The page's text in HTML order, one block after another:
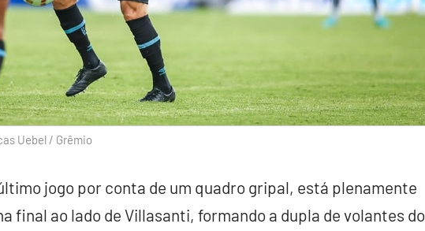
Uebel / Grêmio
jogo por conta de um quadro gripal, está plenamente
final ao lado de Villasanti, formando a dupla de volantes do